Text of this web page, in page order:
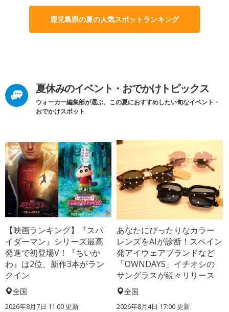
鹿児島県の夏の人気スポットランキング
夏休みのイベント・おでかけトピックス
ウォーカー編集部が選ぶ、この夏におすすめしたい旬なイベント・
おでかけスポット
【映画ランキング】『スパ
イダーマン』シリーズ最高
発進で初登場V！『ちいか
わ』は2位、新作3本がラン
クイン
全国
2026年8月7日 11:00更新
あなたにぴったりなカラー
レンズをAIが診断！スペイン
発アイウェアブランドなど
「OWNDAYS」イチオシの
サングラスが続々リリース
全国
2026年8月4日 17:00更新